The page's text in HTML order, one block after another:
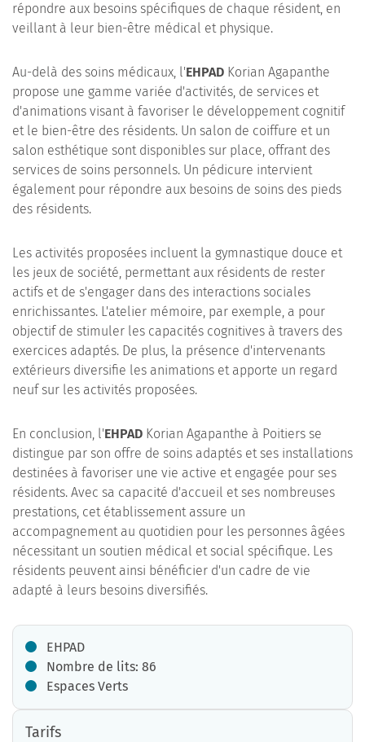
répondre aux besoins spécifiques de chaque résident, en
veillant à leur bien-être médical et physique.
Au-delà des soins médicaux, l'EHPAD Korian Agapanthe
propose une gamme variée d'activités, de services et
d'animations visant à favoriser le développement cognitif
et le bien-être des résidents. Un salon de coiffure et un
salon esthétique sont disponibles sur place, offrant des
services de soins personnels. Un pédicure intervient
également pour répondre aux besoins de soins des pieds
des résidents.
Les activités proposées incluent la gymnastique douce et
les jeux de société, permettant aux résidents de rester
actifs et de s'engager dans des interactions sociales
enrichissantes. L'atelier mémoire, par exemple, a pour
objectif de stimuler les capacités cognitives à travers des
exercices adaptés. De plus, la présence d'intervenants
extérieurs diversifie les animations et apporte un regard
neuf sur les activités proposées.
En conclusion, l'EHPAD Korian Agapanthe à Poitiers se
distingue par son offre de soins adaptés et ses installations
destinées à favoriser une vie active et engagée pour ses
résidents. Avec sa capacité d'accueil et ses nombreuses
prestations, cet établissement assure un
accompagnement au quotidien pour les personnes âgées
nécessitant un soutien médical et social spécifique. Les
résidents peuvent ainsi bénéficier d'un cadre de vie
adapté à leurs besoins diversifiés.
EHPAD
Nombre de lits: 86
Espaces Verts
Tarifs